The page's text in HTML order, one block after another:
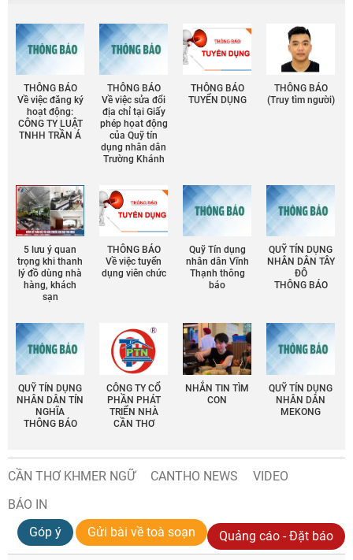
THÔNG BÁO
Về việc đăng ký
hoạt động:
CÔNG TY LUẬT
TNHH TRẦN Á
THÔNG BÁO
Về việc sửa đổi
địa chỉ tại Giấy
phép họat động
của Quỹ tín
dụng nhân dân
Trường Khánh
THÔNG BÁO
TUYỂN DỤNG
THÔNG BÁO
(Truy tìm người)
5 lưu ý quan
trọng khi thanh
lý đồ dùng nhà
hàng, khách
sạn
THÔNG BÁO
Về việc tuyển
dụng viên chức
Quỹ Tín dụng
nhân dân Vĩnh
Thạnh thông
báo
QUỸ TÍN DỤNG
NHÂN DÂN TÂY
ĐÔ
THÔNG BÁO
QUỸ TÍN DỤNG
NHÂN DÂN TÍN
NGHĨA
THÔNG BÁO
CÔNG TY CỔ
PHẦN PHÁT
TRIỂN NHÀ
CẦN THƠ
NHẮN TIN TÌM
CON
QUỸ TÍN DỤNG
NHÂN DÂN
MEKONG
CẦN THƠ KHMER NGỮ CANTHO NEWS
VIDEO
BÁO IN
Góp ý
Gửi bài về toà soạn Quảng cáo - Đặt báo